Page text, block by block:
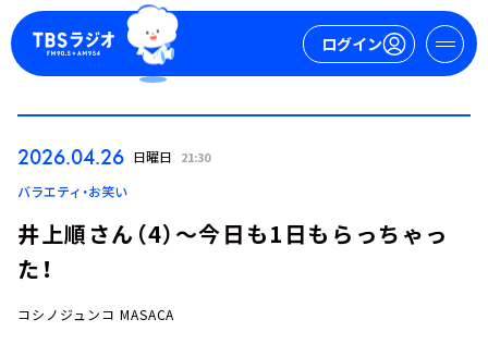
ログイン
ログイン
2026.04.26 日曜日 21:30
バラエティ・お笑い
井上順さん（4）～今日も1日もらっちゃっ
た！
コシノジュンコ MASACA